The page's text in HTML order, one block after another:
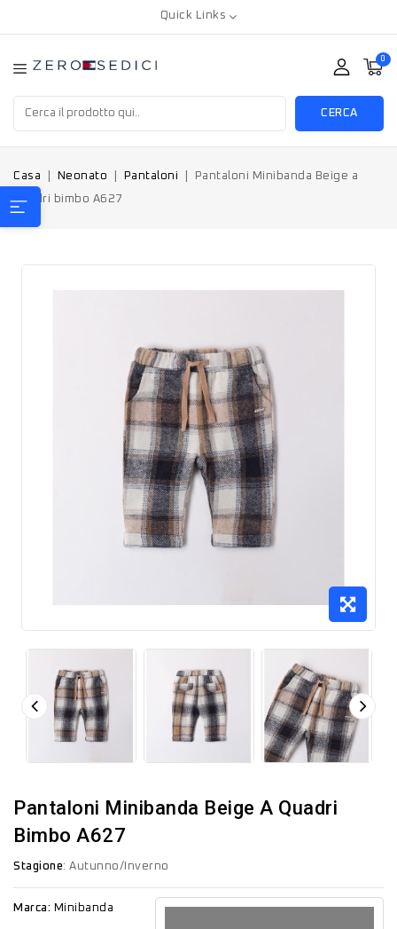
Quick Links
0
CERCA
Casa Neonato Pantaloni
Pantaloni Minibanda Beige a
quadri bimbo A627
Pantaloni Minibanda Beige A Quadri
Bimbo A627
Stagione: Autunno/Inverno
Marca: Minibanda